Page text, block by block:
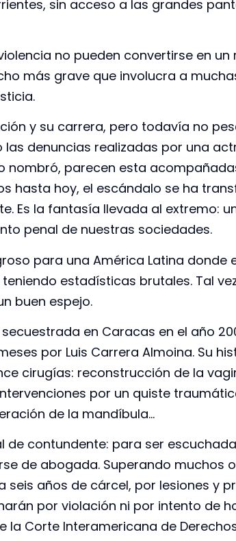
sin acceso a las grandes
no pueden convertirse en un
más grave que involucra a
y su carrera, pero todavía no
denuncias realizadas por una
nombró, parecen esta
hasta hoy, el escándalo se ha
Es la fantasía llevada al extremo:
penal de nuestras sociedades.
para una América Latina donde
estadísticas brutales. Tal
buen espejo.
en Caracas en el año
por Luis Carrera Almoina. Su
cirugías: reconstrucción de la
por un quiste
de la mandíbula…
de contundente: para ser
de abogada. Superando muchos
años de cárcel, por lesiones y
por violación ni por intento de
la Corte Interamericana de